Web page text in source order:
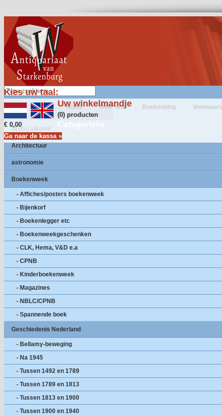
Kies uw taal:
Uw winkelmandje
(0) producten
€ 0,00
Ga naar de kassa »
Home Over ons Boekenblog
Categorieën
(Anti-) alkohol
Architectuur
astronomie
Boekenweek
- Affiches/posters boekenweek
- Bijenkorf
- Boekenlegger etc
- Boekenweekgeschenken
- CLK, Hema, V&D e.a
- CPNB
- Kinderboekenweek
- Magazines
- NBLC/CPNB
- Spannende boek
Geschiedenis Nederland
- Bellamy-beweging
- Na 1945
- Tussen 1492 en 1789
- Tussen 1789 en 1813
- Tussen 1813 en 1900
- Tussen 1900 en 1940